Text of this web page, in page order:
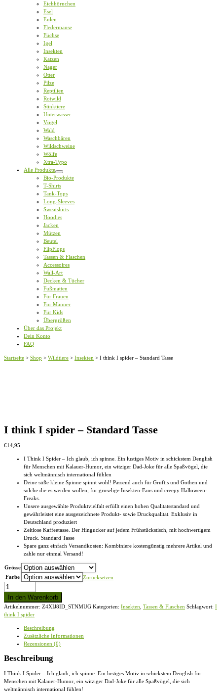
Eichhörnchen
Esel
Eulen
Fledermäuse
Füchse
Igel
Insekten
Katzen
Nager
Otter
Pilze
Reptilien
Rotwild
Stinktiere
Unterwasser
Vögel
Wald
Waschbären
Wildschweine
Wölfe
Xtra-Typo
Alle Produkte
Bio-Produkte
T-Shirts
Tank-Tops
Long-Sleeves
Sweatshirts
Hoodies
Jacken
Mützen
Beutel
FlipFlops
Tassen & Flaschen
Accessoires
Wall-Art
Decken & Tücher
Fußmatten
Für Frauen
Für Männer
Für Kids
Übergrößen
Über das Projekt
Dein Konto
FAQ
Startseite > Shop > Wildtiere > Insekten > I think I spider – Standard Tasse
I think I spider – Standard Tasse
€14,95
I Think I Spider – Ich glaub, ich spinne. Ein lustiges Motiv in schickstem Denglish
für Menschen mit Kalauer-Humor, ein witziger Dad-Joke für alle Spaßvögel, die
sich weltmännisch international fühlen
Deine süße kleine Spinne spinnt wohl! Passend auch für Gruftis und Gothen und
solche die es werden wollen, für gruselige Insekten-Fans und creepy Halloween-
Freaks.
Unsere ausgewählte Produktvielfalt erfüllt einen hohen Qualitätsstandard und
gewährleistet eine ausgezeichnete Produkt- sowie Druckqualität. Exklusiv in
Deutschland produziert
Zeitlose Kaffeetasse. Der Hingucker auf jedem Frühstückstisch, mit hochwertigem
Druck. Standard Tasse
Spare ganz einfach Versandkosten: Kombiniere kostengünstig mehrere Artikel und
zahle nur einmal Versand!
Grösse
Farbe
Zurücksetzen
think
I
spider
-
In den Warenkorb
Artikelnummer: Z4XIJ8ID_STNMUG Kategorien: Insekten Tassen & Flaschen Schlagwort: I
think I spider
Beschreibung
Zusätzliche Informationen
Rezensionen (0)
Beschreibung
I Think I Spider – Ich glaub, ich spinne. Ein lustiges Motiv in schickstem Denglish für
Menschen mit Kalauer-Humor, ein witziger Dad-Joke für alle Spaßvögel, die sich
weltmännisch international fühlen!